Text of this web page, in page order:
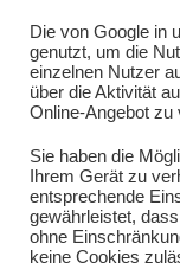
Die von Google in
genutzt, um die
einzelnen Nutzer
über die Aktivität
Online-Angebot zu
Sie haben die
Ihrem Gerät zu
entsprechende
gewährleistet,
ohne
keine Cookies